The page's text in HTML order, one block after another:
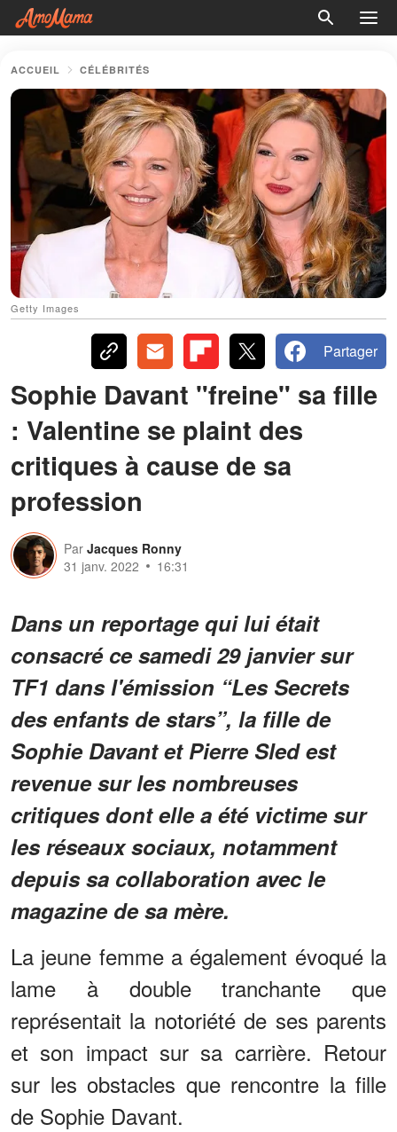
ACCUEIL CÉLÉBRITÉS
Getty Images
Partager
Sophie Davant "freine" sa fille
: Valentine se plaint des
critiques à cause de sa
profession
Par Jacques Ronny
31 janv. 2022
16:31
Dans un reportage qui lui était
consacré ce samedi 29 janvier sur
TF1 dans l'émission “Les Secrets
des enfants de stars”, la fille de
Sophie Davant et Pierre Sled est
revenue sur les nombreuses
critiques dont elle a été victime sur
les réseaux sociaux, notamment
depuis sa collaboration avec le
magazine de sa mère.
La jeune femme a également évoqué la
lame à double tranchante que
représentait la notoriété de ses parents
et son impact sur sa carrière. Retour
sur les obstacles que rencontre la fille
de Sophie Davant.